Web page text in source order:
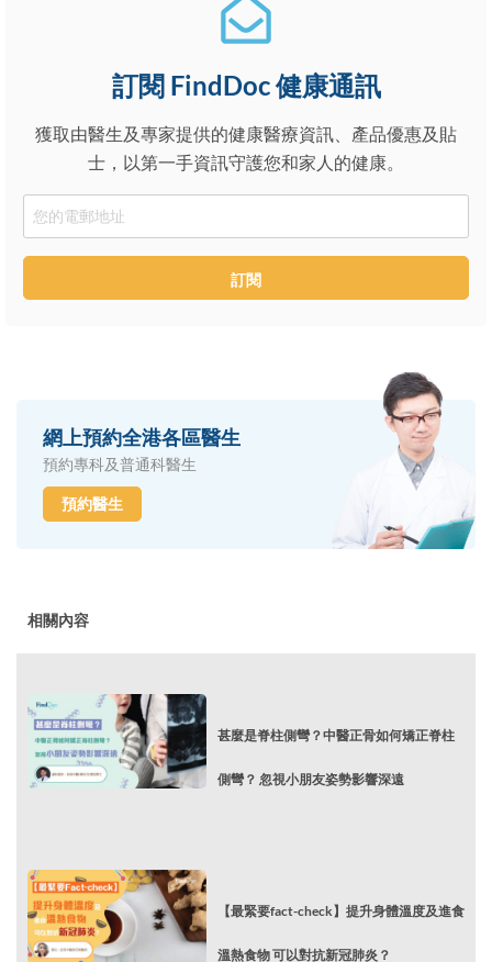
訂閱 FindDoc 健康通訊
獲取由醫生及專家提供的健康醫療資訊、產品優惠及貼
士，以第一手資訊守護您和家人的健康。
Email
訂閱
網上預約全港各區醫生
預約專科及普通科醫生
預約醫生
相關內容
甚麼是脊柱側彎？中醫正骨如何矯正脊柱
側彎？ 忽視小朋友姿勢影響深遠
【最緊要fact-check】提升身體溫度及進食
溫熱食物 可以對抗新冠肺炎？